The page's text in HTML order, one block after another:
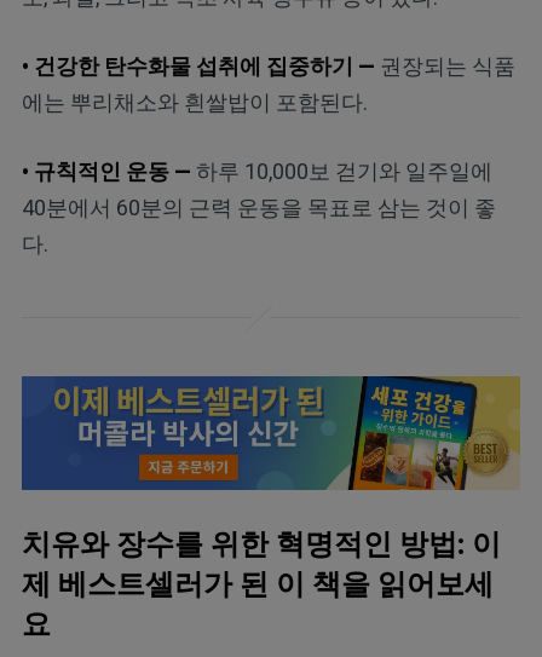
• 건강한 탄수화물 섭취에 집중하기 — 권장되는 식품
에는 뿌리채소와 흰쌀밥이 포함된다.
• 규칙적인 운동 — 하루 10,000보 걷기와 일주일에
40분에서 60분의 근력 운동을 목표로 삼는 것이 좋
다.
치유와 장수를 위한 혁명적인 방법: 이
제 베스트셀러가 된 이 책을 읽어보세
요